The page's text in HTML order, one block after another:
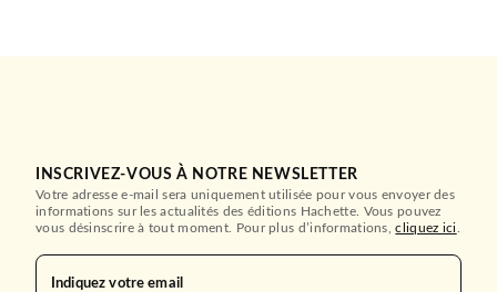
INSCRIVEZ-VOUS À NOTRE NEWSLETTER
Votre adresse e-mail sera uniquement utilisée pour vous envoyer des
informations sur les actualités des éditions Hachette. Vous pouvez
vous désinscrire à tout moment. Pour plus d’informations,cliquez ici
Indiquez votre email